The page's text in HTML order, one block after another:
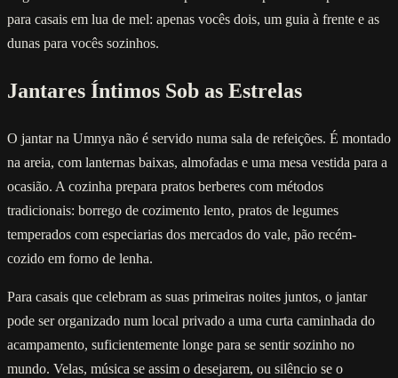
para casais em lua de mel: apenas vocês dois, um guia à frente e as
dunas para vocês sozinhos.
Jantares Íntimos Sob as Estrelas
O jantar na Umnya não é servido numa sala de refeições. É montado
na areia, com lanternas baixas, almofadas e uma mesa vestida para a
ocasião. A cozinha prepara pratos berberes com métodos
tradicionais: borrego de cozimento lento, pratos de legumes
temperados com especiarias dos mercados do vale, pão recém-
cozido em forno de lenha.
Para casais que celebram as suas primeiras noites juntos, o jantar
pode ser organizado num local privado a uma curta caminhada do
acampamento, suficientemente longe para se sentir sozinho no
mundo. Velas, música se assim o desejarem, ou silêncio se o